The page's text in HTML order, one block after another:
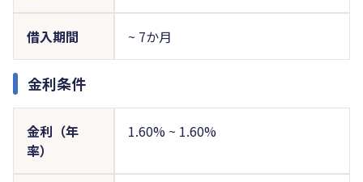
借入期間 ~ 7か月
金利条件
金利（年
率）
1.60% ~ 1.60%